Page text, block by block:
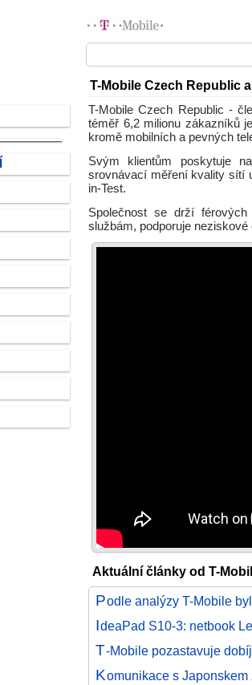
T-Mobile Czech Republic
T-Mobile Czech Republic -
téměř 6,2 milionu zákazníků
kromě mobilních a pevných
Svým klientům poskytuje
srovnávací měření kvality sítí
in-Test.
Společnost se drží
službám, podporuje neziskové
Aktuální články od T-
Podle analýzy T-Mobile
IdeaPad S10-3: netbook
T-Mobile pozastavuje
Komunikace s Japonskem